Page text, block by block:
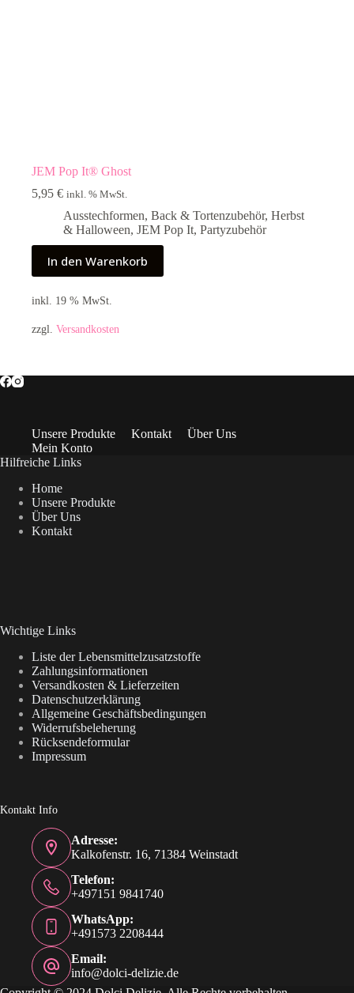
JEM Pop It® Ghost
5,95 € inkl. % MwSt.
Ausstechformen, Back & Tortenzubehör, Herbst
& Halloween, JEM Pop It, Partyzubehör
In den Warenkorb
inkl. 19 % MwSt.
zzgl. Versandkosten
Unsere Produkte Kontakt
Über Uns
Mein Konto
Hilfreiche Links
Home
Unsere Produkte
Über Uns
Kontakt
Wichtige Links
Liste der Lebensmittelzusatzstoffe
Zahlungsinformationen
Versandkosten & Lieferzeiten
Datenschutzerklärung
Allgemeine Geschäftsbedingungen
Widerrufsbeleherung
Rücksendeformular
Impressum
Kontakt Info
Adresse:
Kalkofenstr. 16, 71384 Weinstadt
Telefon:
+497151 9841740
WhatsApp:
+491573 2208444
Email:
info@dolci-delizie.de